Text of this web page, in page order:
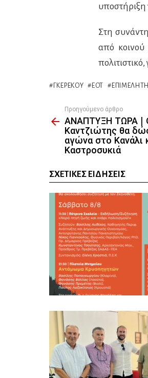
υποστήριξη
Στη
από κοινού
ΓΚΕΡΈΚΟΥ ΕΟΤ
more
Προηγούμενο άρθρο
ΑΝΑΠΤΥΞΗ ΤΩΡΑ |
Καντζιώτης θα
αγώνα στο Κανάλι
Καστροσυκιά
ΣΧΕΤΙΚΈΣ ΕΙΔΉΣΕΙΣ